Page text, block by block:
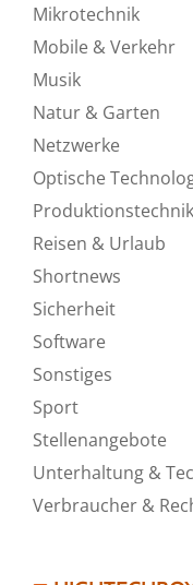
Mikrotechnik
Mobile & Verkehr
Musik
Natur & Garten
Netzwerke
Optische
Produktionstechnik
Reisen & Urlaub
Shortnews
Sicherheit
Software
Sonstiges
Sport
Stellenangebote
Unterhaltung &
Verbraucher &